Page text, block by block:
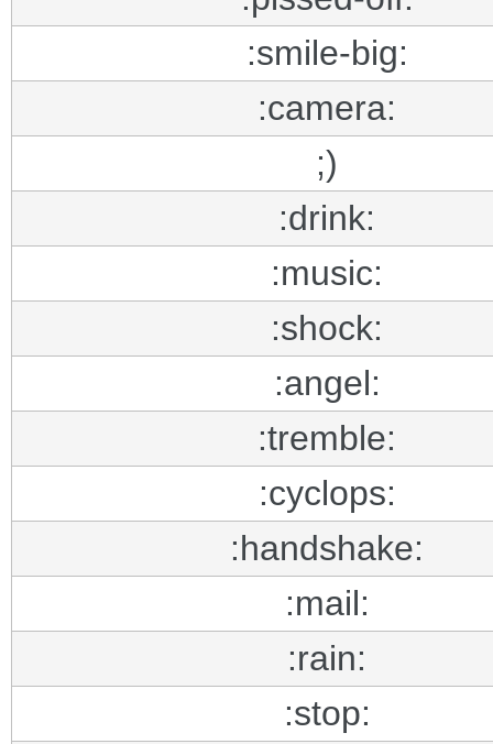
:smile-big:
:camera:
;)
:drink:
:music:
:shock:
:angel:
:tremble:
:cyclops:
:handshake:
:mail:
:rain:
:stop: